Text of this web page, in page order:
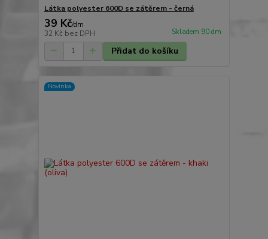
Látka polyester 600D se zátěrem - černá
39 Kč/dm
32 Kč bez DPH Skladem 90 dm
Přidat do košíku
Novinka